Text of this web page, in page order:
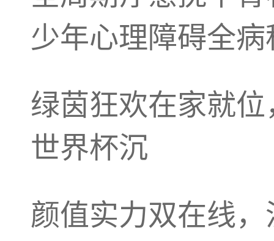
少年心理障碍全病
绿茵狂欢在家就
世界杯沉
颜值实力双在线